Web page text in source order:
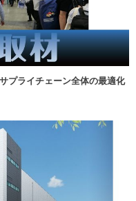
プライチェーン全体の最適化